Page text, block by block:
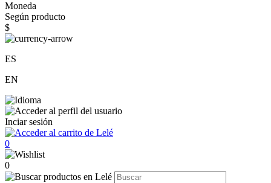
Moneda
Según producto
$
ES
EN
Inciar sesión
0
0